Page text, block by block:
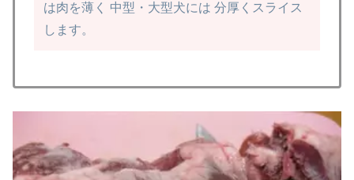
は肉を薄く
中型・大型犬には 分厚くスライス
します。